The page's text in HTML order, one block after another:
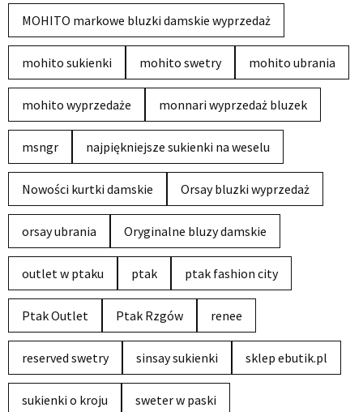
MOHITO markowe bluzki damskie wyprzedaż
mohito sukienki mohito swetry mohito ubrania
mohito wyprzedaże monnari wyprzedaż bluzek
msngr najpiękniejsze sukienki na weselu
Nowości kurtki damskie Orsay bluzki wyprzedaż
orsay ubrania Oryginalne bluzy damskie
outlet w ptaku ptak ptak fashion city
Ptak Outlet Ptak Rzgów renee
reserved swetry sinsay sukienki sklep ebutik.pl
sukienki o kroju sweter w paski